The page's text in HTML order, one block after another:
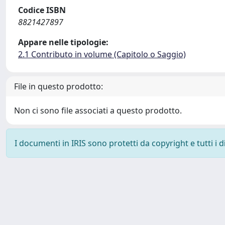
Codice ISBN
8821427897
Appare nelle tipologie:
2.1 Contributo in volume (Capitolo o Saggio)
File in questo prodotto:
Non ci sono file associati a questo prodotto.
I documenti in IRIS sono protetti da copyright e tutti i